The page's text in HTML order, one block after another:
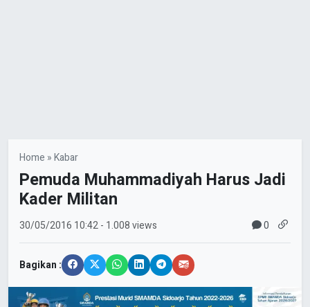
Home »Kabar
Pemuda Muhammadiyah Harus Jadi
Kader Militan
30/05/2016 10:42- 1.008 views 0
Bagikan :